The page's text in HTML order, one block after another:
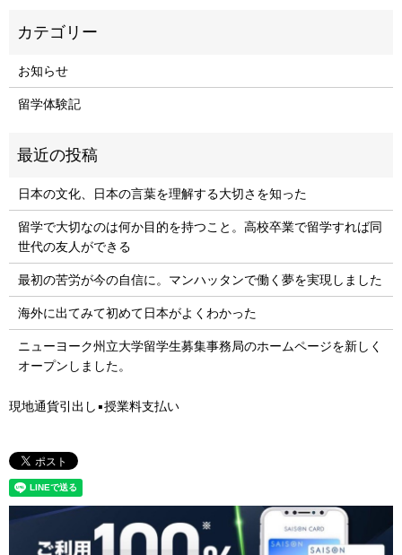
お知らせ
留学体験記
日本の文化、日本の言葉を理解する大切さを知った
留学で大切なのは何か目的を持つこと。高校卒業で留学すれば同
世代の友人ができる
最初の苦労が今の自信に。マンハッタンで働く夢を実現しました
海外に出てみて初めて日本がよくわかった
ニューヨーク州立大学留学生募集事務局のホームページを新しく
オープンしました。